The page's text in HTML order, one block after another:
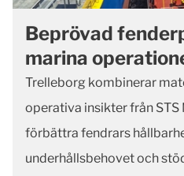
Beprövad
marina
Trelleborg kombinerar
operativa insikter från
förbättra fendrars
underhållsbehovet och